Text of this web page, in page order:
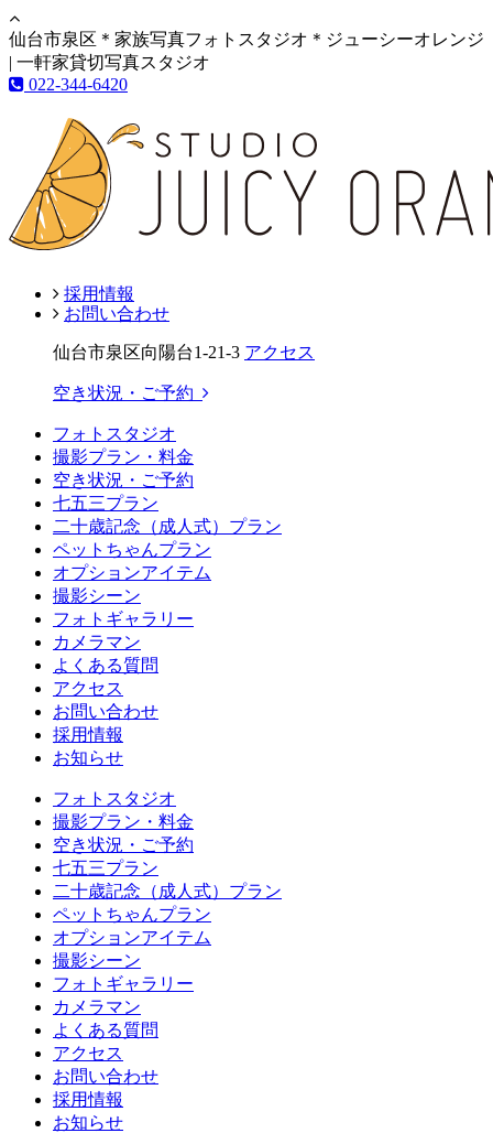
仙台市泉区＊家族写真フォトスタジオ＊ジューシーオレンジ
| 一軒家貸切写真スタジオ
022-344-6420
採用情報
お問い合わせ
仙台市泉区向陽台1-21-3 アクセス
空き状況・ご予約
フォトスタジオ
撮影プラン・料金
空き状況・ご予約
七五三プラン
二十歳記念（成人式）プラン
ペットちゃんプラン
オプションアイテム
撮影シーン
フォトギャラリー
カメラマン
よくある質問
アクセス
お問い合わせ
採用情報
お知らせ
フォトスタジオ
撮影プラン・料金
空き状況・ご予約
七五三プラン
二十歳記念（成人式）プラン
ペットちゃんプラン
オプションアイテム
撮影シーン
フォトギャラリー
カメラマン
よくある質問
アクセス
お問い合わせ
採用情報
お知らせ